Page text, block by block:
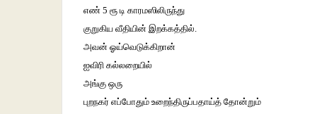
எண் 5 ரூ டி காரமஸிலிருந்து
குறுகிய வீதியின்‌ இறக்கத்தில்.
அவன் ஓய்வெடுக்கிறான்
ஐவிரி கல்லறையில்
அங்கு ஒரு
புறநகர் எப்போதும் உறைந்திருப்பதாய்த் தோன்றும்